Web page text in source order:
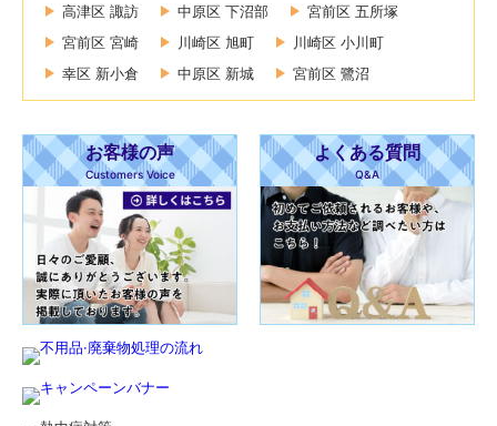
高津区 諏訪
中原区 下沼部
宮前区 五所塚
宮前区 宮崎
川崎区 旭町
川崎区 小川町
幸区 新小倉
中原区 新城 宮前区 鷺沼
お客様の声
Customers Voice
よくある質問
Q&A